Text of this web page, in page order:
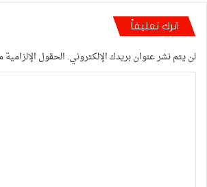
اترك تعليقاً
لن يتم نشر عنوان بريدك الإلكتروني. الحقول الإلزامية